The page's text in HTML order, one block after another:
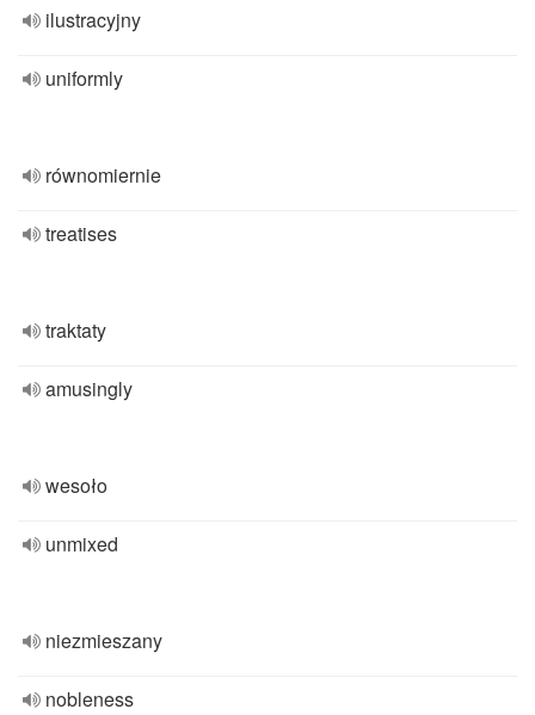
ilustracyjny
uniformly
równomiernie
treatises
traktaty
amusingly
wesoło
unmixed
niezmieszany
nobleness